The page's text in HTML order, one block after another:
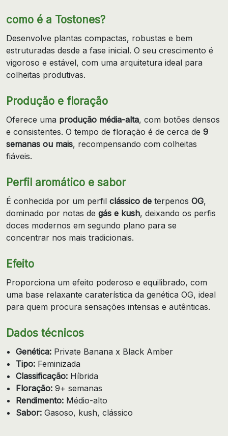
como é a Tostones?
Desenvolve plantas compactas, robustas e bem
estruturadas desde a fase inicial. O seu crescimento é
vigoroso e estável, com uma arquitetura ideal para
colheitas produtivas.
Produção e floração
Oferece uma produção média-alta, com botões densos
e consistentes. O tempo de floração é de cerca de 9
semanas ou mais, recompensando com colheitas
fiáveis.
Perfil aromático e sabor
É conhecida por um perfil clássico de terpenos OG,
dominado por notas de gás e kush, deixando os perfis
doces modernos em segundo plano para se
concentrar nos mais tradicionais.
Efeito
Proporciona um efeito poderoso e equilibrado, com
uma base relaxante caraterística da genética OG, ideal
para quem procura sensações intensas e autênticas.
Dados técnicos
Genética: Private Banana x Black Amber
Tipo: Feminizada
Classificação: Híbrida
Floração: 9+ semanas
Rendimento: Médio-alto
Sabor: Gasoso, kush, clássico